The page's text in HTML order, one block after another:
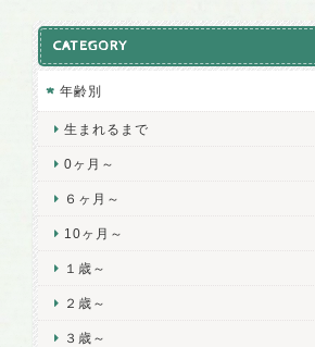
CATEGORY
年齢別
生まれるまで
0ヶ月～
６ヶ月～
10ヶ月～
１歳～
２歳～
３歳～